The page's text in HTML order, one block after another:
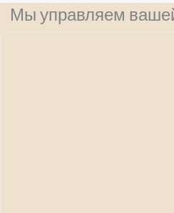
Мы управляем